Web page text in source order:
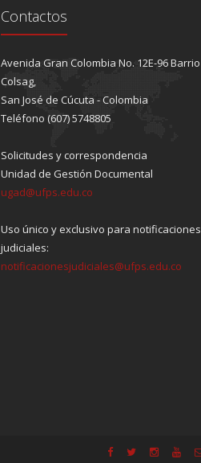
Contactos
Avenida Gran Colombia No. 12E-96 Barrio
Colsag,
San José de Cúcuta - Colombia
Teléfono (607) 5748805
Solicitudes y correspondencia
Unidad de Gestión Documental
ugad@ufps.edu.co
Uso único y exclusivo para notificaciones
judiciales:
notificacionesjudiciales@ufps.edu.co